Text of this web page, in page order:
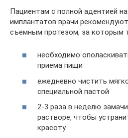
Пациентам с полной адентией
имплантатов врачи
съемным протезом, за которым
необходимо
приема пищи
ежедневно чистить
специальной пастой
2-3 раза в неделю
растворе, чтобы
красоту.